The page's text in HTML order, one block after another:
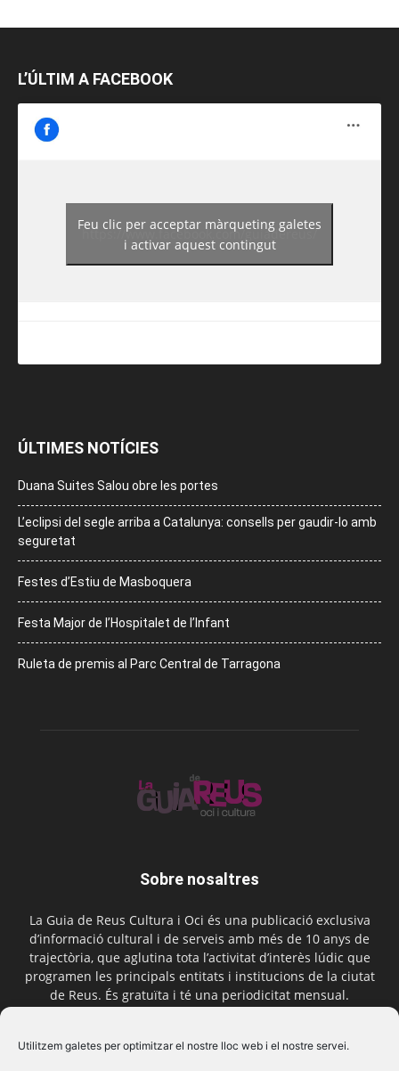
Utilitzem galetes per optimitzar el nostre lloc web i el nostre servei.
L’ÚLTIM A FACEBOOK
https://www.facebook.com/guiadereus/
Feu clic per acceptar màrqueting galetes
i activar aquest contingut
ÚLTIMES NOTÍCIES
Duana Suites Salou obre les portes
L’eclipsi del segle arriba a Catalunya: consells per gaudir-lo amb
seguretat
Festes d’Estiu de Masboquera
Festa Major de l’Hospitalet de l’Infant
Ruleta de premis al Parc Central de Tarragona
Sobre nosaltres
La Guia de Reus Cultura i Oci és una publicació exclusiva
d’informació cultural i de serveis amb més de 10 anys de
trajectòria, que aglutina tota l’activitat d’interès lúdic que
programen les principals entitats i institucions de la ciutat
de Reus. És gratuïta i té una periodicitat mensual.